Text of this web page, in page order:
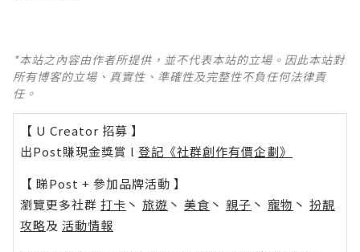
*本站之內容由作者所提供，並不代表本站的立場。因此本站對
所有博客的立場、真實性、準確性及完整性不負任何法律責
任。
【 U Creator 招募 】
出Post賺現金獎賞 l 登記《社群創作有價企劃》
【 睇Post + 參加品牌活動 】
瀏覽更多社群 打卡 丶 旅遊 丶 美食 丶 親子 丶 寵物 丶 扮靚
攻略及 活動情報